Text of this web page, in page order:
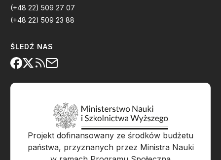
(+48 22) 509 27 07
(+48 22) 509 23 88
ŚLEDŹ NAS
Projekt dofinansowany ze środków budżetu
państwa, przyznanych przez Ministra Nauki